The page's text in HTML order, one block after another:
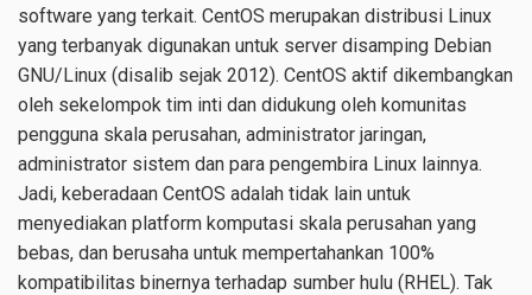
software yang terkait. CentOS merupakan distribusi Linux
yang terbanyak digunakan untuk server disamping Debian
GNU/Linux (disalib sejak 2012). CentOS aktif dikembangkan
oleh sekelompok tim inti dan didukung oleh komunitas
pengguna skala perusahan, administrator jaringan,
administrator sistem dan para pengembira Linux lainnya.
Jadi, keberadaan CentOS adalah tidak lain untuk
menyediakan platform komputasi skala perusahan yang
bebas, dan berusaha untuk mempertahankan 100%
kompatibilitas binernya terhadap sumber hulu (RHEL). Tak